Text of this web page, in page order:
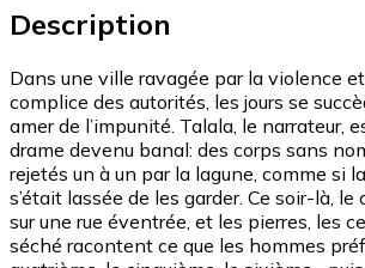
Description
Dans une ville ravagée par la violence
complice des autorités, les jours se
amer de l’impunité. Talala, le narrateur,
drame devenu banal: des corps sans
rejetés un à un par la lagune, comme si
s’était lassée de les garder. Ce soir-là,
sur une rue éventrée, et les pierres, les
séché racontent ce que les hommes